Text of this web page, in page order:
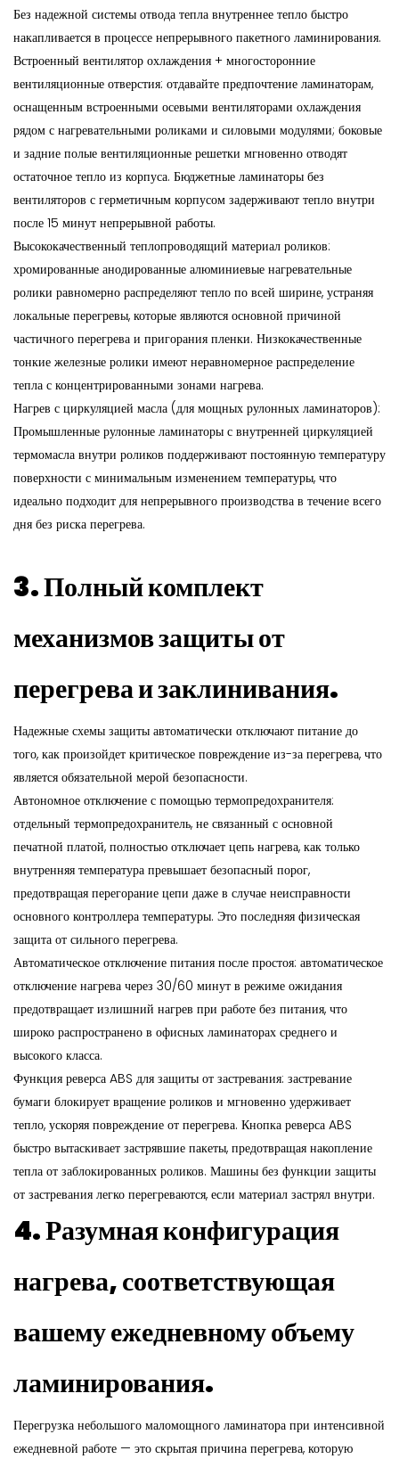
Без надежной системы отвода тепла внутреннее тепло быстро
накапливается в процессе непрерывного пакетного ламинирования.
Встроенный вентилятор охлаждения + многосторонние
вентиляционные отверстия: отдавайте предпочтение ламинаторам,
оснащенным встроенными осевыми вентиляторами охлаждения
рядом с нагревательными роликами и силовыми модулями; боковые
и задние полые вентиляционные решетки мгновенно отводят
остаточное тепло из корпуса. Бюджетные ламинаторы без
вентиляторов с герметичным корпусом задерживают тепло внутри
после 15 минут непрерывной работы.
Высококачественный теплопроводящий материал роликов:
хромированные анодированные алюминиевые нагревательные
ролики равномерно распределяют тепло по всей ширине, устраняя
локальные перегревы, которые являются основной причиной
частичного перегрева и пригорания пленки. Низкокачественные
тонкие железные ролики имеют неравномерное распределение
тепла с концентрированными зонами нагрева.
Нагрев с циркуляцией масла (для мощных рулонных ламинаторов):
Промышленные рулонные ламинаторы с внутренней циркуляцией
термомасла внутри роликов поддерживают постоянную температуру
поверхности с минимальным изменением температуры, что
идеально подходит для непрерывного производства в течение всего
дня без риска перегрева.
3. Полный комплект
механизмов защиты от
перегрева и заклинивания.
Надежные схемы защиты автоматически отключают питание до
того, как произойдет критическое повреждение из-за перегрева, что
является обязательной мерой безопасности.
Автономное отключение с помощью термопредохранителя:
отдельный термопредохранитель, не связанный с основной
печатной платой, полностью отключает цепь нагрева, как только
внутренняя температура превышает безопасный порог,
предотвращая перегорание цепи даже в случае неисправности
основного контроллера температуры. Это последняя физическая
защита от сильного перегрева.
Автоматическое отключение питания после простоя: автоматическое
отключение нагрева через 30/60 минут в режиме ожидания
предотвращает излишний нагрев при работе без питания, что
широко распространено в офисных ламинаторах среднего и
высокого класса.
Функция реверса ABS для защиты от застревания: застревание
бумаги блокирует вращение роликов и мгновенно удерживает
тепло, ускоряя повреждение от перегрева. Кнопка реверса ABS
быстро вытаскивает застрявшие пакеты, предотвращая накопление
тепла от заблокированных роликов. Машины без функции защиты
от застревания легко перегреваются, если материал застрял внутри.
4. Разумная конфигурация
нагрева, соответствующая
вашему ежедневному объему
ламинирования.
Перегрузка небольшого маломощного ламинатора при интенсивной
ежедневной работе — это скрытая причина перегрева, которую